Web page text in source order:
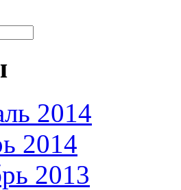
2014
2014
2013